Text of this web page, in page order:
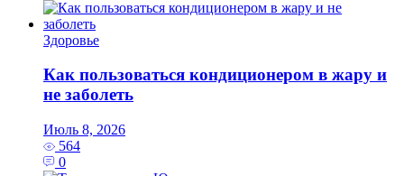
Здоровье
Как пользоваться кондиционером в жару и
не заболеть
Июль 8, 2026
564
0